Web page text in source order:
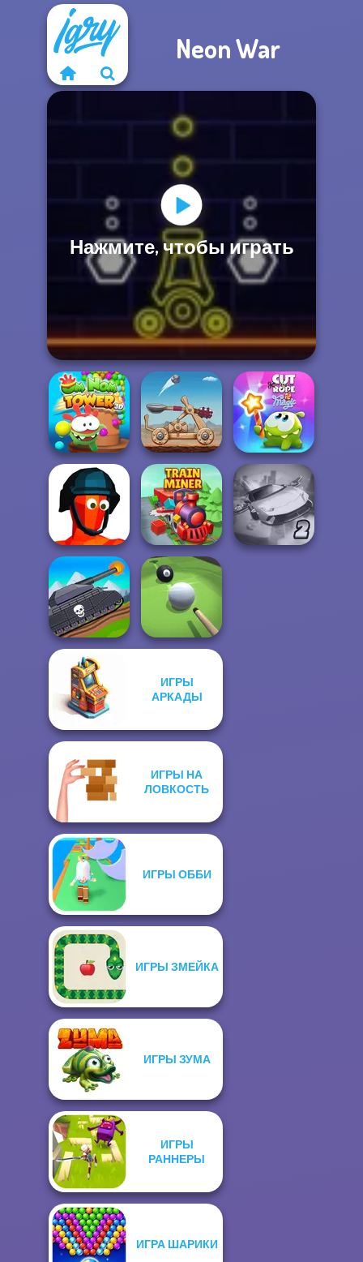
Neon War
Нажмите, чтобы играть
Om Nom Tower
3D
Clash of Stone
Cut The Rope
Magic
Funny Shooter Train Miner
Tanks 2D: Tank
Wars
ИГРЫ
АРКАДЫ
ИГРЫ НА
ЛОВКОСТЬ
ИГРЫ ОББИ
ИГРЫ ЗМЕЙКА
ИГРЫ ЗУМА
ИГРЫ
РАННЕРЫ
ИГРА ШАРИКИ